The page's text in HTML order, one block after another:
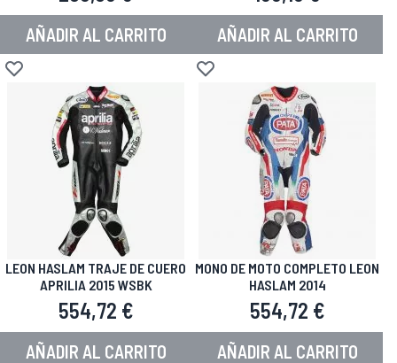
AÑADIR AL CARRITO
Añadir a la Lista de Deseos
AÑADIR AL CARRITO
Añadir a la Lista de Deseos
LEON HASLAM TRAJE DE CUERO
APRILIA 2015 WSBK
554,72 €
AÑADIR AL CARRITO
MONO DE MOTO COMPLETO LEON
HASLAM 2014
554,72 €
AÑADIR AL CARRITO